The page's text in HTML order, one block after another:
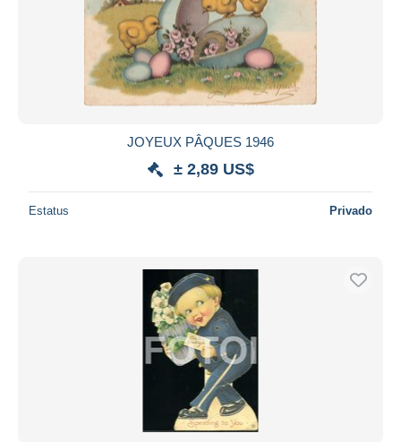
JOYEUX PÂQUES 1946
± 2,89 US$
Estatus Privado